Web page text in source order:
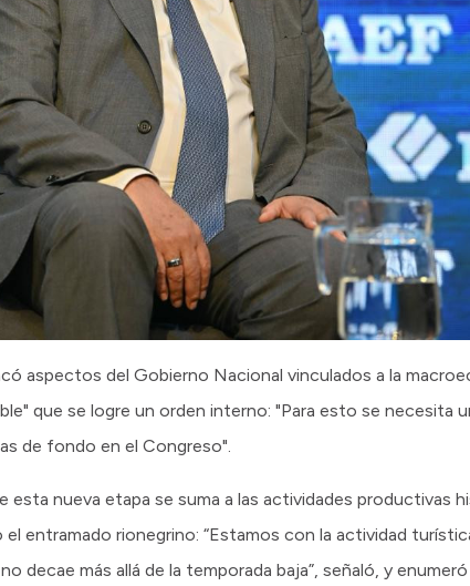
aspectos del Gobierno Nacional vinculados a la
que se logre un orden interno: "Para esto se necesita
de fondo en el Congreso".
esta nueva etapa se suma a las actividades productivas
entramado rionegrino: “Estamos con la actividad
decae más allá de la temporada baja”, señaló, y